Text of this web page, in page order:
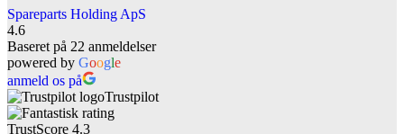
Spareparts Holding ApS
4.6
Baseret på 22 anmeldelser
powered by Google
anmeld os på
Trustpilot
TrustScore 4.3